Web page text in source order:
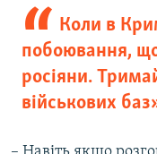
Коли в
побоювання,
росіяни.
військових баз»